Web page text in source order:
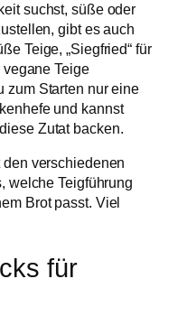
suchst, süße oder
gibt es auch
Teige, „Siegfried“ für
vegane Teige
zum Starten nur eine
und kannst
Zutat backen.
verschiedenen
welche Teigführung
Brot passt. Viel
für